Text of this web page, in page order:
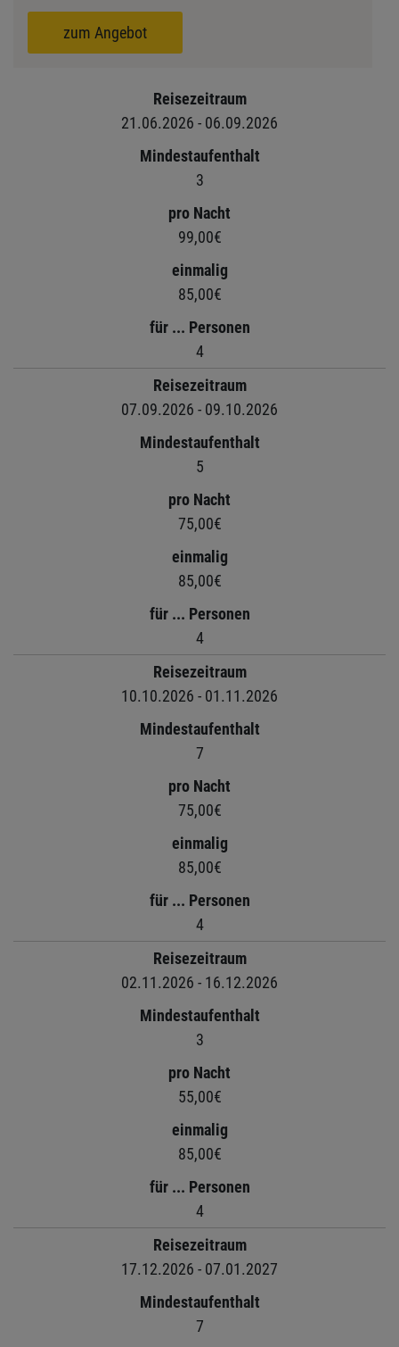
zum Angebot
Reisezeitraum
21.06.2026 - 06.09.2026
Mindestaufenthalt
3
pro Nacht
99,00€
einmalig
85,00€
für ... Personen
4
Reisezeitraum
07.09.2026 - 09.10.2026
Mindestaufenthalt
5
pro Nacht
75,00€
einmalig
85,00€
für ... Personen
4
Reisezeitraum
10.10.2026 - 01.11.2026
Mindestaufenthalt
7
pro Nacht
75,00€
einmalig
85,00€
für ... Personen
4
Reisezeitraum
02.11.2026 - 16.12.2026
Mindestaufenthalt
3
pro Nacht
55,00€
einmalig
85,00€
für ... Personen
4
Reisezeitraum
17.12.2026 - 07.01.2027
Mindestaufenthalt
7